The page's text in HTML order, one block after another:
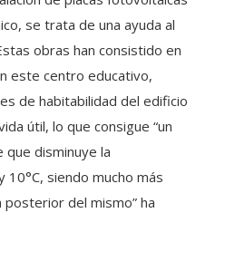
se trata de una ayuda al
obras han consistido en
este centro educativo,
de habitabilidad del edificio
útil, lo que consigue “un
que disminuye la
siendo mucho más
del mismo” ha